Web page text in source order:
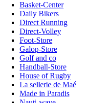
Basket-Center
Daily Bikers
Direct Running
Direct-Volley
Foot-Store
Galop-Store
Golf and co
Handball-Store
House of Rugby
La sellerie de Maé
Made in Paradis